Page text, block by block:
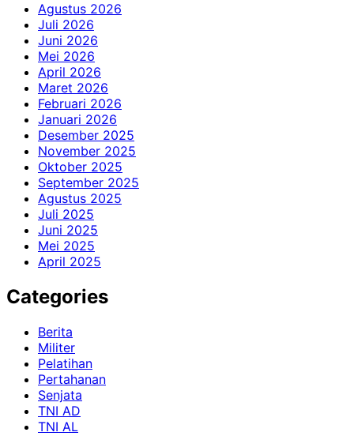
Agustus 2026
Juli 2026
Juni 2026
Mei 2026
April 2026
Maret 2026
Februari 2026
Januari 2026
Desember 2025
November 2025
Oktober 2025
September 2025
Agustus 2025
Juli 2025
Juni 2025
Mei 2025
April 2025
Categories
Berita
Militer
Pelatihan
Pertahanan
Senjata
TNI AD
TNI AL